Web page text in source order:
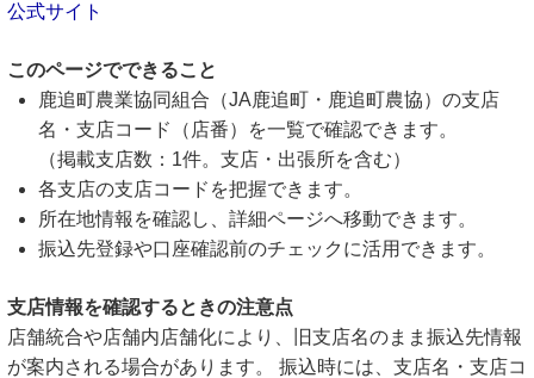
公式サイト
このページでできること
鹿追町農業協同組合（JA鹿追町・鹿追町農協）の支店
名・支店コード（店番）を一覧で確認できます。
（掲載支店数：1件。支店・出張所を含む）
各支店の支店コードを把握できます。
所在地情報を確認し、詳細ページへ移動できます。
振込先登録や口座確認前のチェックに活用できます。
支店情報を確認するときの注意点
店舗統合や店舗内店舗化により、旧支店名のまま振込先情報
が案内される場合があります。 振込時には、支店名・支店コ